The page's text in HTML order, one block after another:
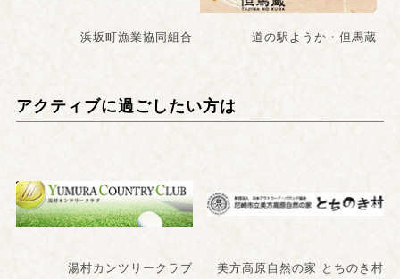
浜坂町漁業協同組合 道の駅ようか・但馬蔵
アクティブに過ごしたい方は
湯村カンツリークラブ 美方高原自然の家 とちのき村